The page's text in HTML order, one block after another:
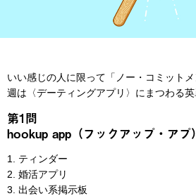
いい感じの人に限って「ノー・コミット
週は〈デーティングアプリ〉にまつわる英
第1問
hookup app（フックアップ・アプ）
1. ティンダー
2. 婚活アプリ
3. 出会い系掲示板